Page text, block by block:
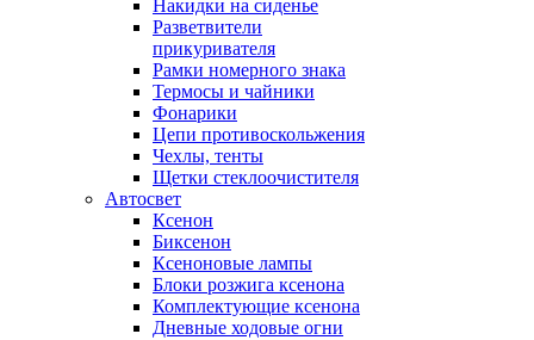
Накидки на сиденье
Разветвители
прикуривателя
Рамки номерного знака
Термосы и чайники
Фонарики
Цепи противоскольжения
Чехлы, тенты
Щетки стеклоочистителя
Автосвет
Ксенон
Биксенон
Ксеноновые лампы
Блоки розжига ксенона
Комплектующие ксенона
Дневные ходовые огни